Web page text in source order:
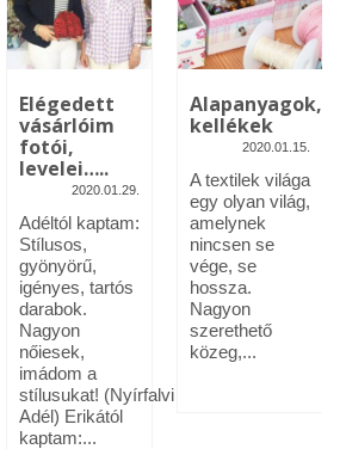
velem is találkozhattál…
tisztítása
tájékoztató
Feltételek
Elégedett
vásárlóim
fotói,
levelei…..
2020.01.29.
Adéltól kaptam:
Stílusos,
gyönyörű,
igényes, tartós
darabok.
Nagyon
nőiesek,
imádom a
stílusukat! (Nyírfalvi
Adél) Erikától
kaptam:...
Alapanyagok,
kellékek
2020.01.15.
A textilek világa
egy olyan világ,
amelynek
nincsen se
vége, se
hossza.
Nagyon
szerethető
közeg,...